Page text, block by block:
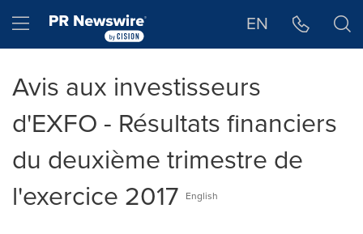
Hamburger menu EN
Avis aux investisseurs
d'EXFO - Résultats financiers
du deuxième trimestre de
l'exercice 2017 English